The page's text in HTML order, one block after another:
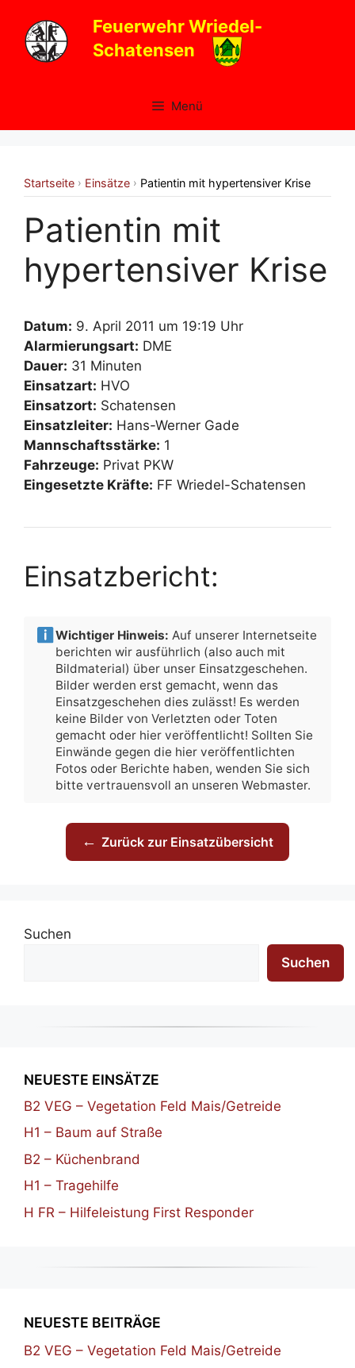
Inhalt
springen
Feuerwehr Wriedel-
Schatensen
Menü
Startseite › Einsätze › Patientin mit hypertensiver Krise
Patientin mit
hypertensiver Krise
Datum: 9. April 2011 um 19:19 Uhr
Alarmierungsart: DME
Dauer: 31 Minuten
Einsatzart: HVO
Einsatzort: Schatensen
Einsatzleiter: Hans-Werner Gade
Mannschaftsstärke: 1
Fahrzeuge: Privat PKW
Eingesetzte Kräfte: FF Wriedel-Schatensen
Einsatzbericht:
Wichtiger Hinweis: Auf unserer Internetseite
berichten wir ausführlich (also auch mit
Bildmaterial) über unser Einsatzgeschehen.
Bilder werden erst gemacht, wenn das
Einsatzgeschehen dies zulässt! Es werden
keine Bilder von Verletzten oder Toten
gemacht oder hier veröffentlicht! Sollten Sie
Einwände gegen die hier veröffentlichten
Fotos oder Berichte haben, wenden Sie sich
bitte vertrauensvoll an unseren Webmaster.
← Zurück zur Einsatzübersicht
Suchen
Suchen
NEUESTE EINSÄTZE
B2 VEG – Vegetation Feld Mais/Getreide
H1 – Baum auf Straße
B2 – Küchenbrand
H1 – Tragehilfe
H FR – Hilfeleistung First Responder
NEUESTE BEITRÄGE
B2 VEG – Vegetation Feld Mais/Getreide